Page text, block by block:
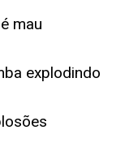
mau
explodindo